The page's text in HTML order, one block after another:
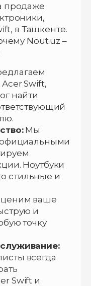
продаже
в Ташкенте.
Nout.uz –
Swift,
найти
Мы
официальными
Ноутбуки
стильные и
ваше
и
точку
всегда
Swift и